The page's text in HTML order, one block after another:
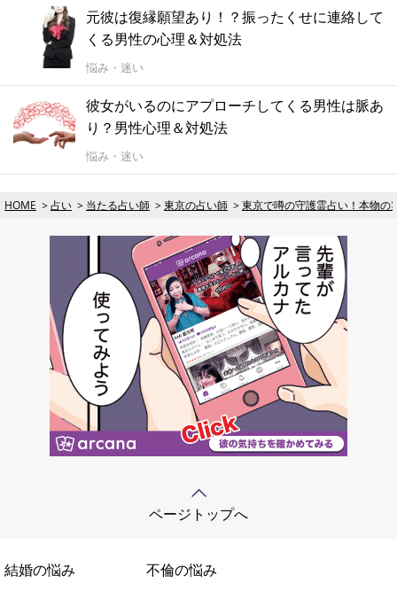
元彼は復縁願望あり！？振ったくせに連絡して
くる男性の心理＆対処法
悩み・迷い
彼女がいるのにアプローチしてくる男性は脈あ
り？男性心理＆対処法
悩み・迷い
HOME 占い 当たる占い師 東京の占い師 東京で噂の守護霊占い！本物の
ページトップへ
結婚の悩み 不倫の悩み